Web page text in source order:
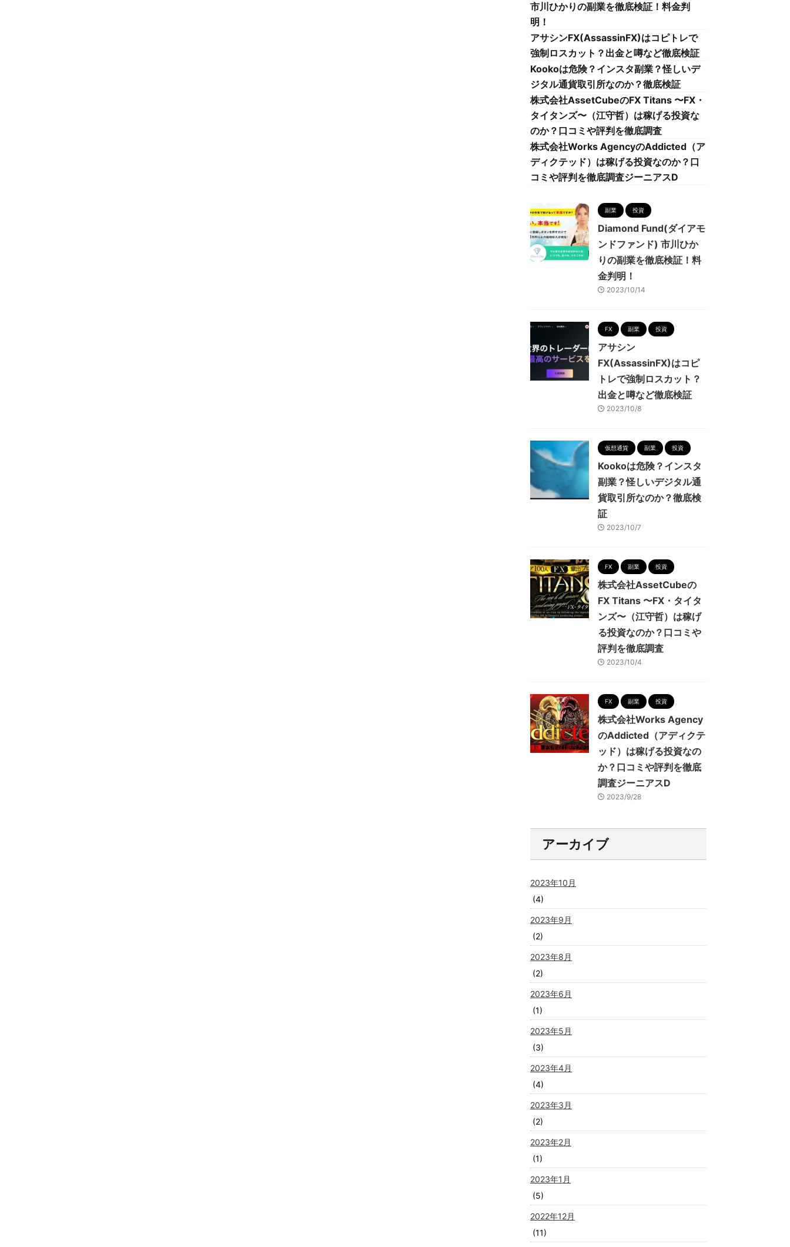
市川ひかりの副業を徹底検証！料金判
明！
アサシンFX(AssassinFX)はコピトレで
強制ロスカット？出金と噂など徹底検証
Kookoは危険？インスタ副業？怪しいデ
ジタル通貨取引所なのか？徹底検証
株式会社AssetCubeのFX Titans 〜FX・
タイタンズ〜（江守哲）は稼げる投資な
のか？口コミや評判を徹底調査
株式会社Works AgencyのAddicted（ア
ディクテッド）は稼げる投資なのか？口
コミや評判を徹底調査ジーニアスD
副業 投資
Diamond Fund(ダイアモ
ンドファンド) 市川ひか
りの副業を徹底検証！料
金判明！
2023/10/14
FX 副業 投資
アサシン
FX(AssassinFX)はコピ
トレで強制ロスカット？
出金と噂など徹底検証
2023/10/8
仮想通貨 副業 投資
Kookoは危険？インスタ
副業？怪しいデジタル通
貨取引所なのか？徹底検
証
2023/10/7
FX 副業 投資
株式会社AssetCubeの
FX Titans 〜FX・タイタ
ンズ〜（江守哲）は稼げ
る投資なのか？口コミや
評判を徹底調査
2023/10/4
FX 副業 投資
株式会社Works Agency
のAddicted（アディクテ
ッド）は稼げる投資なの
か？口コミや評判を徹底
調査ジーニアスD
2023/9/28
アーカイブ
2023年10月
(4)
2023年9月
(2)
2023年8月
(2)
2023年6月
(1)
2023年5月
(3)
2023年4月
(4)
2023年3月
(2)
2023年2月
(1)
2023年1月
(5)
2022年12月
(11)